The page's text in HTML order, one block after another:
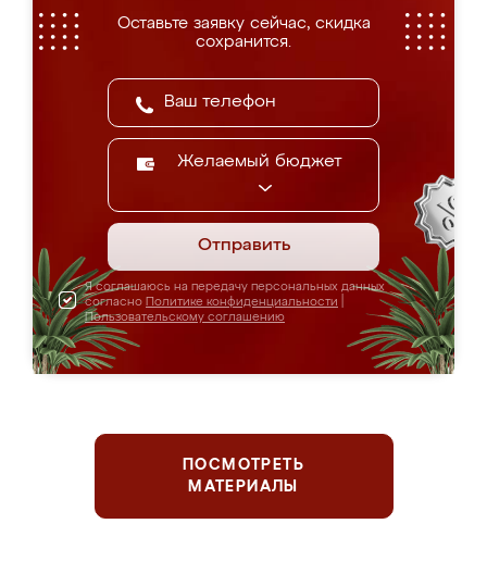
Оставьте заявку сейчас, скидка
сохранится.
Желаемый бюджет
Отправить
Я соглашаюсь на передачу персональных данных
согласно Политике конфиденциальности
Пользовательскому соглашению
ПОСМОТРЕТЬ
МАТЕРИАЛЫ